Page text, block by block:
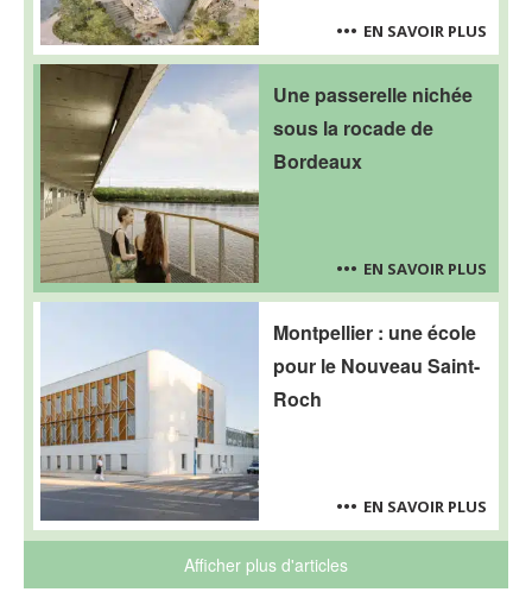
EN SAVOIR PLUS
Une passerelle nichée
sous la rocade de
Bordeaux
EN SAVOIR PLUS
Montpellier : une école
pour le Nouveau Saint-
Roch
EN SAVOIR PLUS
Afficher plus d'articles